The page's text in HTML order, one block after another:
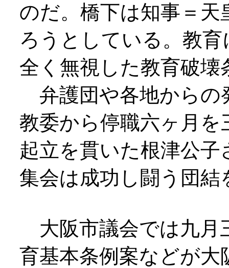
のだ。橋下は知事＝
ろうとしている。教
全く無視した教育破壊
弁護団や各地からの
教委から停職六ヶ月
起立を貫いた根津公
集会は成功し闘う団結
大阪市議会では九月
育基本条例案などが大